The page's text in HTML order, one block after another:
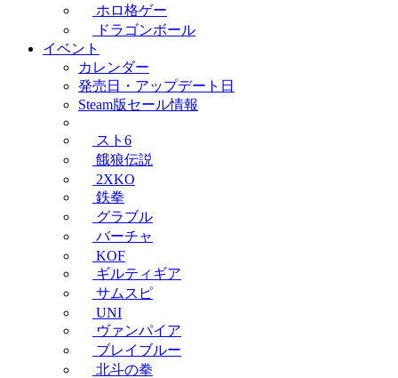
ホロ格ゲー
ドラゴンボール
イベント
カレンダー
発売日・アップデート日
Steam版セール情報
スト6
餓狼伝説
2XKO
鉄拳
グラブル
バーチャ
KOF
ギルティギア
サムスピ
UNI
ヴァンパイア
ブレイブルー
北斗の拳